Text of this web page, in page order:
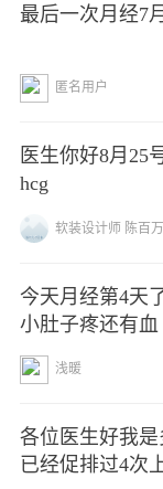
最后一次月经7
匿名用户
医生你好8月25
hcg
软装设计师 陈百万
今天月经第4天
小肚子疼还有血
浅暖
各位医生好我
已经促排过4次